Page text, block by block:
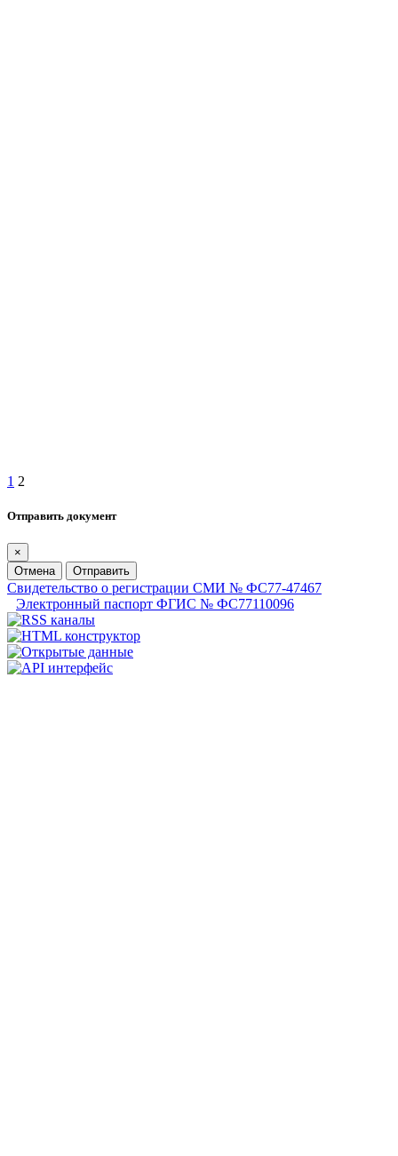
1 2
Отправить документ
×
Отмена
Отправить
Свидетельство о регистрации СМИ № ФС77-47467
Электронный паспорт ФГИС № ФС77110096